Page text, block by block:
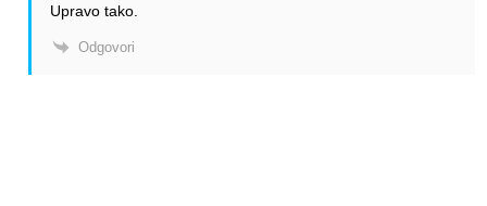
Upravo tako.
Odgovori